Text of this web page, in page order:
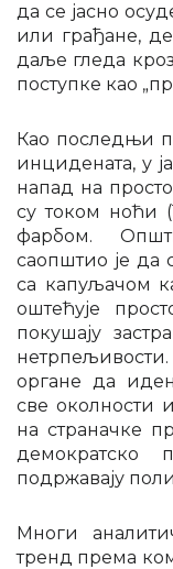
да се јасно
или грађане,
даље гледа
поступке као
Као последњи
инцидената, у
напад на
су током ноћи
фарбом.
саопштио је да
са капуљачом
оштећује
покушају
органе да
све околности
на страначке
демократско
подржавају
Многи
тренд према